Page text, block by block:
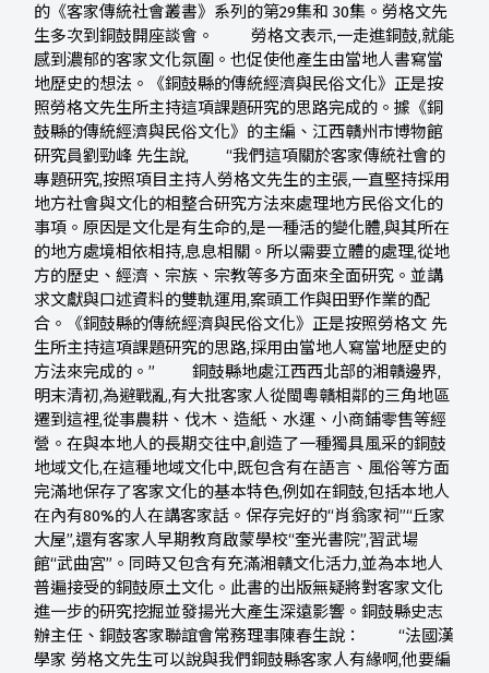
的《客家傳統社會叢書》系列的第29集和 30集。勞格文先
生多次到銅鼓開座談會。 勞格文表示,一走進銅鼓,就能
感到濃郁的客家文化氛圍。也促使他產生由當地人書寫當
地歷史的想法。《銅鼓縣的傳統經濟與民俗文化》正是按
照勞格文先生所主持這項課題研究的思路完成的。據《銅
鼓縣的傳統經濟與民俗文化》的主編、江西贛州市博物館
研究員劉勁峰 先生說, “我們這項關於客家傳統社會的
專題研究,按照項目主持人勞格文先生的主張,一直堅持採用
地方社會與文化的相整合研究方法來處理地方民俗文化的
事項。原因是文化是有生命的,是一種活的變化體,與其所在
的地方處境相依相持,息息相關。所以需要立體的處理,從地
方的歷史、經濟、宗族、宗教等多方面來全面研究。並講
求文獻與口述資料的雙軌運用,案頭工作與田野作業的配
合。《銅鼓縣的傳統經濟與民俗文化》正是按照勞格文 先
生所主持這項課題研究的思路,採用由當地人寫當地歷史的
方法來完成的。” 銅鼓縣地處江西西北部的湘贛邊界,
明末清初,為避戰亂,有大批客家人從閩粵贛相鄰的三角地區
遷到這裡,從事農耕、伐木、造紙、水運、小商鋪零售等經
營。在與本地人的長期交往中,創造了一種獨具風采的銅鼓
地域文化,在這種地域文化中,既包含有在語言、風俗等方面
完滿地保存了客家文化的基本特色,例如在銅鼓,包括本地人
在內有80%的人在講客家話。保存完好的“肖翁家祠”“丘家
大屋”,還有客家人早期教育啟蒙學校“奎光書院”,習武場
館“武曲宮”。同時又包含有充滿湘贛文化活力,並為本地人
普遍接受的銅鼓原土文化。此書的出版無疑將對客家文化
進一步的研究挖掘並發揚光大產生深遠影響。銅鼓縣史志
辦主任、銅鼓客家聯誼會常務理事陳春生說： “法國漢
學家 勞格文先生可以說與我們銅鼓縣客家人有緣啊,他要編